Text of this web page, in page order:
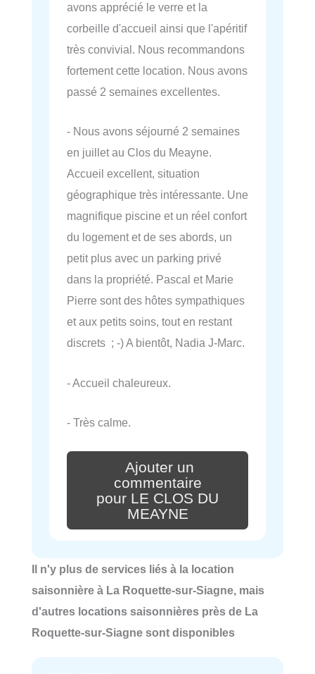
avons apprécié le verre et la
corbeille d'accueil ainsi que l'apéritif
très convivial. Nous recommandons
fortement cette location. Nous avons
passé 2 semaines excellentes.
- Nous avons séjourné 2 semaines
en juillet au Clos du Meayne.
Accueil excellent, situation
géographique très intéressante. Une
magnifique piscine et un réel confort
du logement et de ses abords, un
petit plus avec un parking privé
dans la propriété. Pascal et Marie
Pierre sont des hôtes sympathiques
et aux petits soins, tout en restant
discrets ; -) A bientôt, Nadia J-Marc.
- Accueil chaleureux.
- Très calme.
Ajouter un
commentaire
pour LE CLOS DU
MEAYNE
Il n'y plus de services liés à la location
saisonnière à La Roquette-sur-Siagne, mais
d'autres locations saisonnières près de La
Roquette-sur-Siagne sont disponibles